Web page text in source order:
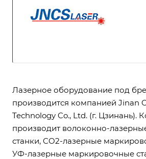
Лазерное оборудование под
производится компанией Jinan
Technology Co., Ltd. (г. Цзинань).
производит волоконно-
станки, CO2-лазерные
УФ-лазерные маркировочные